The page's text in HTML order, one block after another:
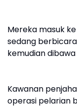
Mereka masuk
sedang
kemudian
Kawanan
operasi pelarian